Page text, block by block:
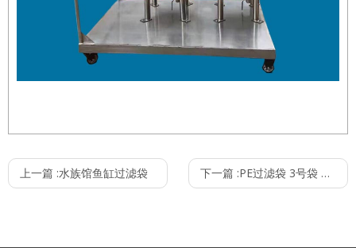
上一篇 :水族馆鱼缸过滤袋 下一篇 :PE过滤袋 3号袋 线缝/热熔